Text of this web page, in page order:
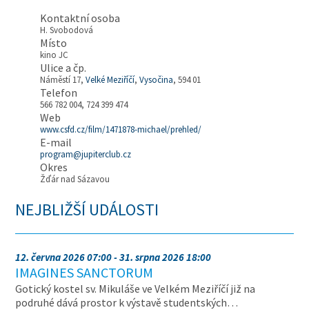
Kontaktní osoba
H. Svobodová
Místo
kino JC
Ulice a čp.
Náměstí 17,Velké Meziříčí,Vysočina, 594 01
Telefon
566 782 004, 724 399 474
Web
www.csfd.cz/film/1471878-michael/prehled/
E-mail
program@jupiterclub.cz
Okres
Žďár nad Sázavou
NEJBLIŽŠÍ UDÁLOSTI
12. června 2026 07:00 - 31. srpna 2026 18:00
IMAGINES SANCTORUM
Gotický kostel sv. Mikuláše ve Velkém Meziříčí již na
podruhé dává prostor k výstavě studentských…